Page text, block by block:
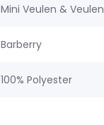
Mini Veulen & Veulen
Barberry
100% Polyester